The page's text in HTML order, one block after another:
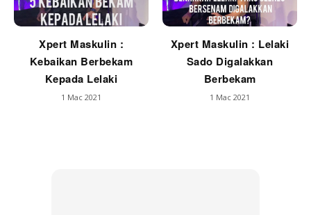
Xpert Maskulin :
Kebaikan Berbekam
Kepada Lelaki
1 Mac 2021
Xpert Maskulin : Lelaki
Sado Digalakkan
Berbekam
1 Mac 2021